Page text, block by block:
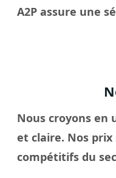
A2P assure une
Nous croyons
et claire. Nos
compétitifs du